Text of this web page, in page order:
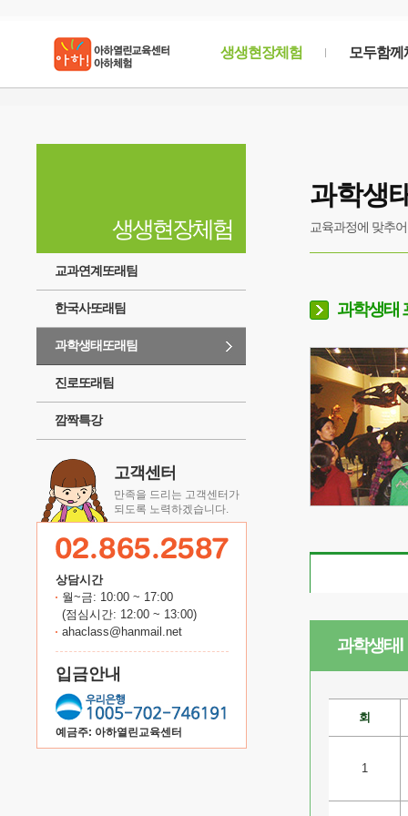
생생현장체험 모두함께
우리의 문화,역사, 생태등을 현장에서 생생한 감
생생현장체험
교과연계또래팀
한국사또래팀
과학생태또래팀
진로또래팀
깜짝특강
고객센터
만족을 드리는 고객센터가
되도록 노력하겠습니다.
상담시간
월~금: 10:00 ~ 17:00
(점심시간: 12:00 ~ 13:00)
ahaclass@hanmail.net
입금안내
예금주: 아하열린교육센터
과학생
교육과정에 맞추
과학생태
과학생태Ⅰ
회
1